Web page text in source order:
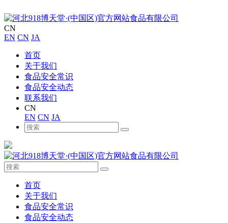
CN
EN CN JA
首页
关于我们
食品安全常识
食品安全动态
联系我们
CN
EN CN JA
首页
关于我们
食品安全常识
食品安全动态